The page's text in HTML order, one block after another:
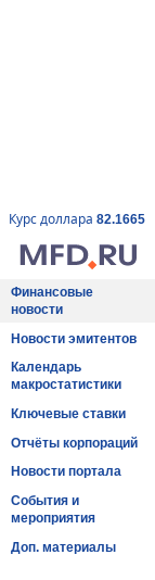
Курс доллара 82.1665
Финансовые
новости
Новости эмитентов
Календарь
макростатистики
Ключевые ставки
Отчёты корпораций
Новости портала
События и
мероприятия
Доп. материалы